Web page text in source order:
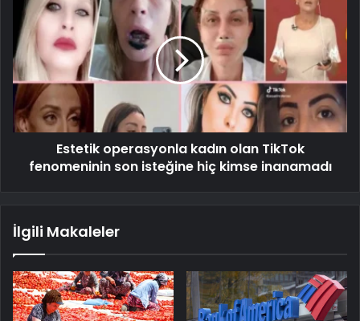
Estetik operasyonla kadın olan TikTok
fenomeninin son isteğine hiç kimse inanamadı
İlgili Makaleler